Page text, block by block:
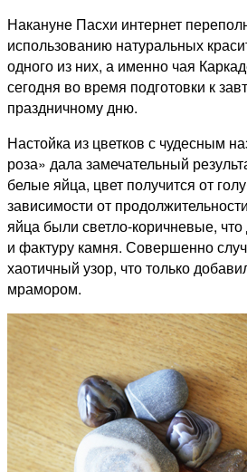
Накануне Пасхи интернет
использованию натуральных
одного из них, а именно чая
сегодня во время подготовки к
праздничному дню.
Настойка из цветков с чудесным
роза» дала замечательный
белые яйца, цвет получится от
зависимости от
яйца были светло-коричневые,
и фактуру камня. Совершенно
хаотичный узор, что только
мрамором.